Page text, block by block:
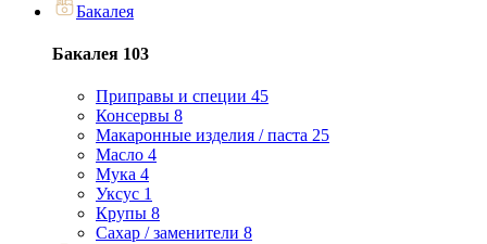
Бакалея
Бакалея 103
Приправы и специи 45
Консервы 8
Макаронные изделия / паста 25
Масло 4
Мука 4
Уксус 1
Крупы 8
Сахар / заменители 8